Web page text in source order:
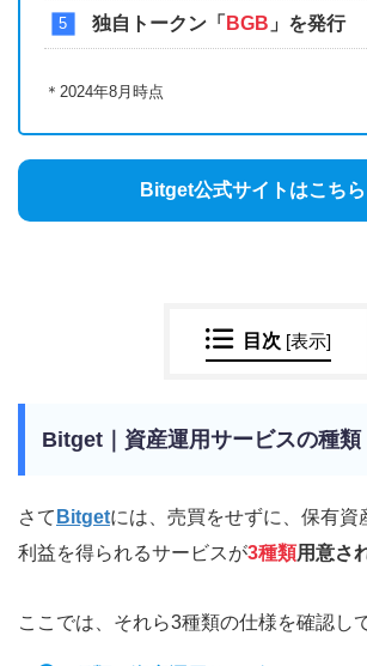
独自トークン「 BGB 」を発行
＊2024年8月時点
Bitget公式サイトはこちら
目次 [表示]
Bitget｜資産運用サービスの種類
さて Bitgetには、売買をせずに、保有資
利益を得られるサービスが3種類用意さ
ここでは、それら3種類の仕様を確認し